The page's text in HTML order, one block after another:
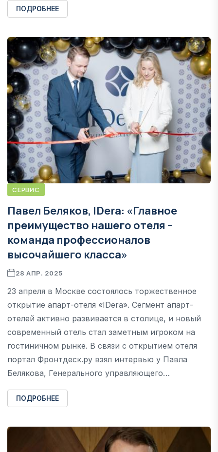
ПОДРОБНЕЕ
СЕРВИС
Павел Беляков, IDera: «Главное
преимущество нашего отеля –
команда профессионалов
высочайшего класса»
28 АПР. 2025
23 апреля в Москве состоялось торжественное
открытие апарт-отеля «IDera». Сегмент апарт-
отелей активно развивается в столице, и новый
современный отель стал заметным игроком на
гостиничном рынке. В связи с открытием отеля
портал Фронтдеск.ру взял интервью у Павла
Белякова, Генерального управляющего…
ПОДРОБНЕЕ